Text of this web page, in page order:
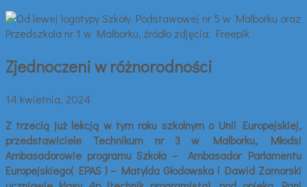
Zjednoczeni w różnorodności
14 kwietnia, 2024
Z trzecią już lekcją w tym roku szkolnym o Unii Europejskiej,
przedstawiciele Technikum nr 3 w Malborku, Młodsi
Ambasadorowie programu Szkoła – Ambasador Parlamentu
Europejskiego( EPAS ) – Matylda Głodowska i Dawid Zamorski